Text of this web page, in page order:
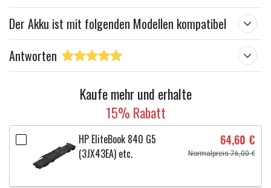
Der Akku ist mit folgenden Modellen kompatibel
Antworten
Kaufe mehr und erhalte
15% Rabatt
HP EliteBook 840 G5
(3JX43EA) etc.
64,60 €
Normalpreis 76,00 €